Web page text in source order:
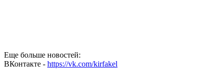
Еще больше новостей:
ВКонтакте - https://vk.com/kirfakel